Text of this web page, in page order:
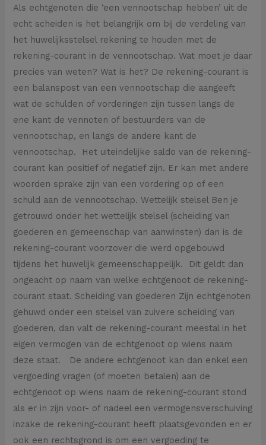
Als echtgenoten die ‘een vennootschap hebben’ uit de
echt scheiden is het belangrijk om bij de verdeling van
het huwelijksstelsel rekening te houden met de
rekening-courant in de vennootschap. Wat moet je daar
precies van weten? Wat is het? De rekening-courant is
een balanspost van een vennootschap die aangeeft
wat de schulden of vorderingen zijn tussen langs de
ene kant de vennoten of bestuurders van de
vennootschap, en langs de andere kant de
vennootschap. Het uiteindelijke saldo van de rekening-
courant kan positief of negatief zijn. Er kan met andere
woorden sprake zijn van een vordering op of een
schuld aan de vennootschap. Wettelijk stelsel Ben je
getrouwd onder het wettelijk stelsel (scheiding van
goederen en gemeenschap van aanwinsten) dan is de
rekening-courant voorzover die werd opgebouwd
tijdens het huwelijk gemeenschappelijk. Dit geldt dan
ongeacht op naam van welke echtgenoot de rekening-
courant staat. Scheiding van goederen Zijn echtgenoten
gehuwd onder een stelsel van zuivere scheiding van
goederen, dan valt de rekening-courant meestal in het
eigen vermogen van de echtgenoot op wiens naam
deze staat. De andere echtgenoot kan dan enkel een
vergoeding vragen (of moeten betalen) aan de
echtgenoot op wiens naam de rekening-courant stond
als er in zijn voor- of nadeel een vermogensverschuiving
inzake de rekening-courant heeft plaatsgevonden en er
ook een rechtsgrond is om een vergoeding te